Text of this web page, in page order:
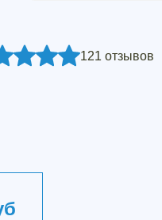
121 отзывов